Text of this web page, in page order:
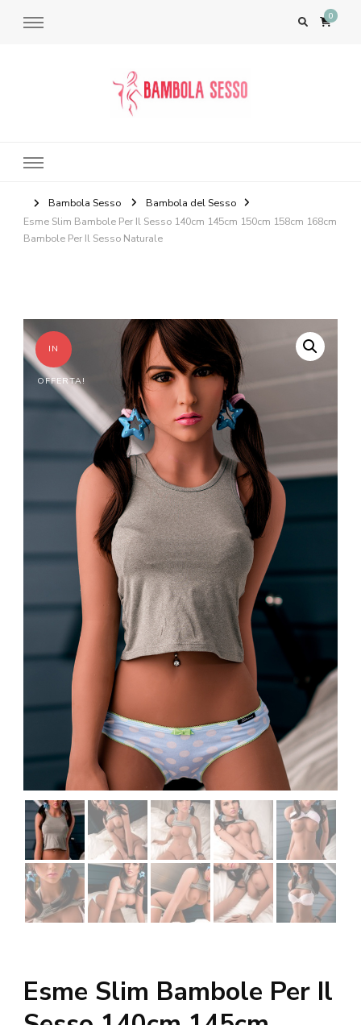
0
Bambola Sesso
Bambola del Sesso
Esme Slim Bambole Per Il Sesso 140cm 145cm 150cm 158cm 168cm
Bambole Per Il Sesso Naturale
IN
OFFERTA!
Esme Slim Bambole Per Il